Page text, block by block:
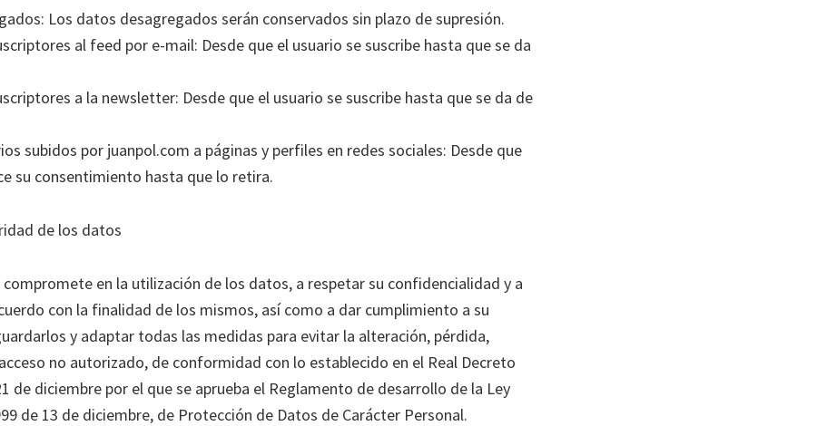
Los datos desagregados serán conservados sin plazo de supresión.
al feed por e-mail: Desde que el usuario se suscribe hasta que se da
a la newsletter: Desde que el usuario se suscribe hasta que se da de
subidos por juanpol.com a páginas y perfiles en redes sociales: Desde que
su consentimiento hasta que lo retira.
de los datos
compromete en la utilización de los datos, a respetar su confidencialidad y a
con la finalidad de los mismos, así como a dar cumplimiento a su
y adaptar todas las medidas para evitar la alteración, pérdida,
no autorizado, de conformidad con lo establecido en el Real Decreto
de diciembre por el que se aprueba el Reglamento de desarrollo de la Ley
de 13 de diciembre, de Protección de Datos de Carácter Personal.